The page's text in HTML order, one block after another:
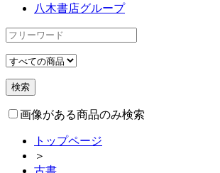
八木書店グループ
画像がある商品のみ検索
トップページ
＞
古書